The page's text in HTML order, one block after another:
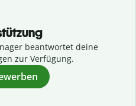
beantwortet deine
zur Verfügung.